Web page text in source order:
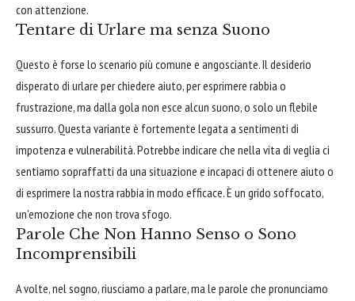
con attenzione.
Tentare di Urlare ma senza Suono
Questo è forse lo scenario più comune e angosciante. Il desiderio
disperato di urlare per chiedere aiuto, per esprimere rabbia o
frustrazione, ma dalla gola non esce alcun suono, o solo un flebile
sussurro. Questa variante è fortemente legata a sentimenti di
impotenza e vulnerabilità. Potrebbe indicare che nella vita di veglia ci
sentiamo sopraffatti da una situazione e incapaci di ottenere aiuto o
di esprimere la nostra rabbia in modo efficace. È un grido soffocato,
un'emozione che non trova sfogo.
Parole Che Non Hanno Senso o Sono
Incomprensibili
A volte, nel sogno, riusciamo a parlare, ma le parole che pronunciamo